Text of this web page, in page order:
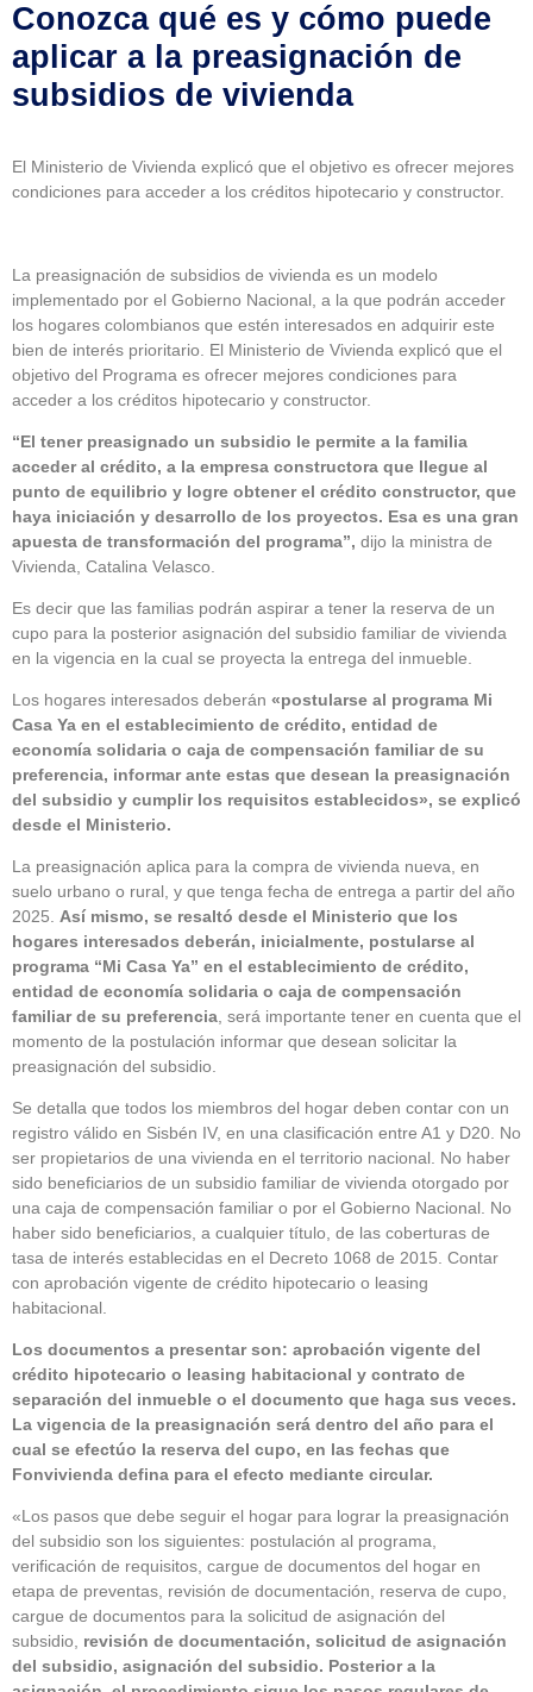
Conozca qué es y cómo puede
aplicar a la preasignación de
subsidios de vivienda
El Ministerio de Vivienda explicó que el objetivo es ofrecer mejores
condiciones para acceder a los créditos hipotecario y constructor.
La preasignación de subsidios de vivienda es un modelo
implementado por el Gobierno Nacional, a la que podrán acceder
los hogares colombianos que estén interesados en adquirir este
bien de interés prioritario. El Ministerio de Vivienda explicó que el
objetivo del Programa es ofrecer mejores condiciones para
acceder a los créditos hipotecario y constructor.
“El tener preasignado un subsidio le permite a la familia
acceder al crédito, a la empresa constructora que llegue al
punto de equilibrio y logre obtener el crédito constructor, que
haya iniciación y desarrollo de los proyectos. Esa es una gran
apuesta de transformación del programa”, dijo la ministra de
Vivienda, Catalina Velasco.
Es decir que las familias podrán aspirar a tener la reserva de un
cupo para la posterior asignación del subsidio familiar de vivienda
en la vigencia en la cual se proyecta la entrega del inmueble.
Los hogares interesados deberán «postularse al programa Mi
Casa Ya en el establecimiento de crédito, entidad de
economía solidaria o caja de compensación familiar de su
preferencia, informar ante estas que desean la preasignación
del subsidio y cumplir los requisitos establecidos», se explicó
desde el Ministerio.
La preasignación aplica para la compra de vivienda nueva, en
suelo urbano o rural, y que tenga fecha de entrega a partir del año
2025. Así mismo, se resaltó desde el Ministerio que los
hogares interesados deberán, inicialmente, postularse al
programa “Mi Casa Ya” en el establecimiento de crédito,
entidad de economía solidaria o caja de compensación
familiar de su preferencia , será importante tener en cuenta que el
momento de la postulación informar que desean solicitar la
preasignación del subsidio.
Se detalla que todos los miembros del hogar deben contar con un
registro válido en Sisbén IV, en una clasificación entre A1 y D20. No
ser propietarios de una vivienda en el territorio nacional. No haber
sido beneficiarios de un subsidio familiar de vivienda otorgado por
una caja de compensación familiar o por el Gobierno Nacional. No
haber sido beneficiarios, a cualquier título, de las coberturas de
tasa de interés establecidas en el Decreto 1068 de 2015. Contar
con aprobación vigente de crédito hipotecario o leasing
habitacional.
Los documentos a presentar son: aprobación vigente del
crédito hipotecario o leasing habitacional y contrato de
separación del inmueble o el documento que haga sus veces.
La vigencia de la preasignación será dentro del año para el
cual se efectúo la reserva del cupo, en las fechas que
Fonvivienda defina para el efecto mediante circular.
«Los pasos que debe seguir el hogar para lograr la preasignación
del subsidio son los siguientes: postulación al programa,
verificación de requisitos, cargue de documentos del hogar en
etapa de preventas, revisión de documentación, reserva de cupo,
cargue de documentos para la solicitud de asignación del
subsidio,
revisión de documentación, solicitud de asignación
del subsidio, asignación del subsidio. Posterior a la